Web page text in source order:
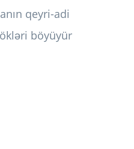
qeyri-adi
böyüyür